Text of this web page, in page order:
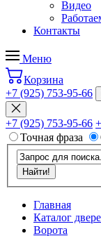
Видео
Контакты
Меню
Корзина
+7 (925) 753-95-66
+7 (925) 753-95-66
Точная фраза
Главная
Каталог
Ворота